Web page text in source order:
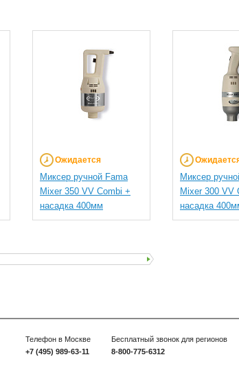
Ожидается
Миксер ручной Fama
Mixer 350 VV Combi +
насадка 400мм
Миксер
Mixer 300 VV
насадка
Телефон в Москве
+7 (495) 989-63-11
Бесплатный звонок для регионов
8-800-775-6312